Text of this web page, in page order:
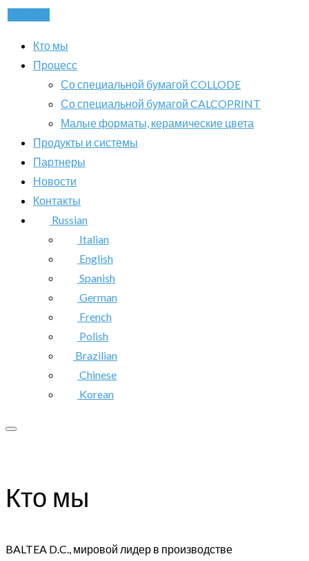
Кто мы
Процесс
Со специальной бумагой COLLODE
Со специальной бумагой CALCOPRINT
Малые форматы, керамические цвета
Продукты и системы
Партнеры
Новости
Контакты
Russian
Italian
English
Spanish
German
French
Polish
Brazilian
Chinese
Korean
Кто мы
BALTEA D.C., мировой лидер в производстве